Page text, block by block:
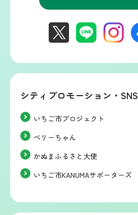
シティプロモーション・SNS
いちご市プロジェクト
ベリーちゃん
かぬまふるさと大使
いちご市KANUMAサポーターズ